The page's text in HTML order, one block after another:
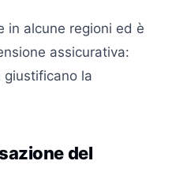
in alcune regioni ed è
assicurativa:
giustificano la
del